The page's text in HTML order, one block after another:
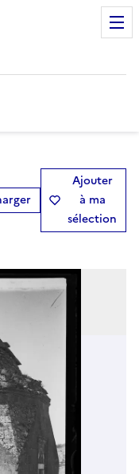
Ajouter
à ma
sélection